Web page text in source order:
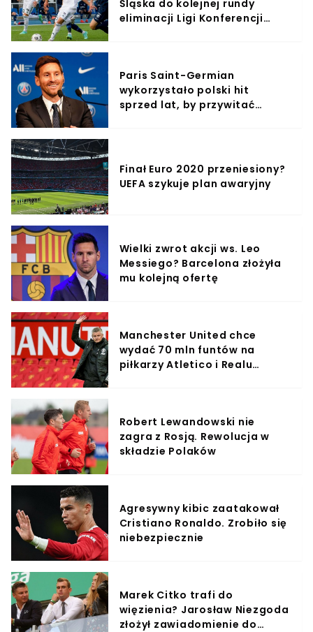
Śląska do kolejnej rundy
eliminacji Ligi Konferencji
Paris Saint-Germian
wykorzystało polski hit
sprzed lat, by przywitać
Finał Euro 2020 przeniesiony?
UEFA szykuje plan awaryjny
Wielki zwrot akcji ws. Leo
Messiego? Barcelona złożyła
mu kolejną ofertę
Manchester United chce
wydać 70 mln funtów na
piłkarzy Atletico i Realu
Robert Lewandowski nie
zagra z Rosją. Rewolucja w
składzie Polaków
Agresywny kibic zaatakował
Cristiano Ronaldo. Zrobiło się
niebezpiecznie
Marek Citko trafi do
więzienia? Jarosław Niezgoda
złożył zawiadomienie do